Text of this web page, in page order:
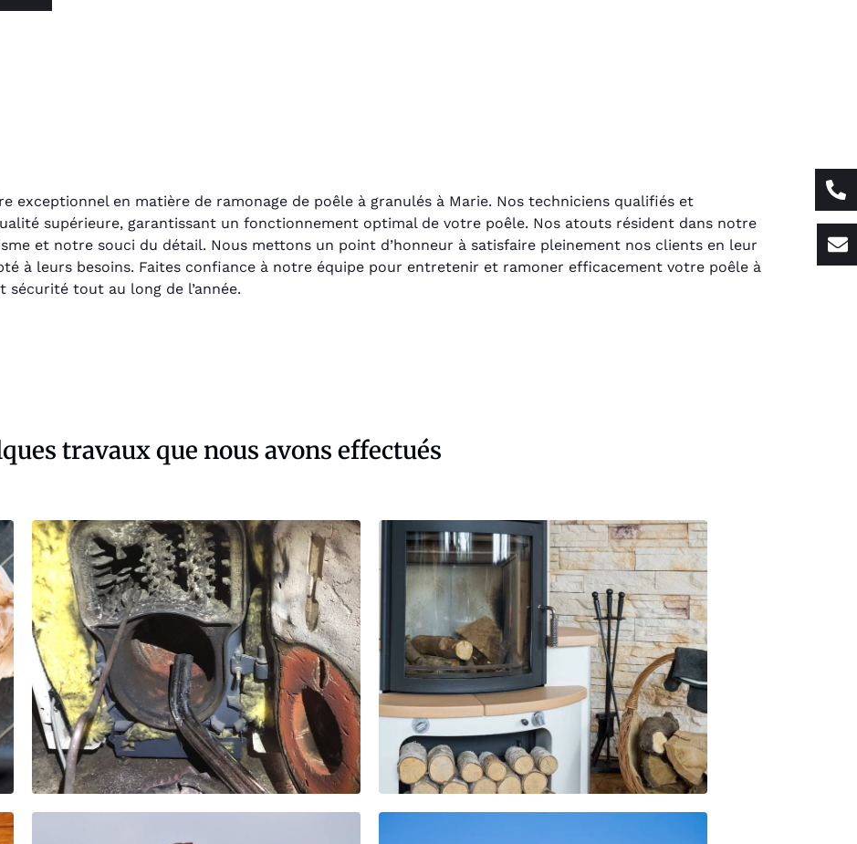
exceptionnel en matière de ramonage de poêle à granulés à Marie. Nos techniciens qualifiés et
supérieure, garantissant un fonctionnement optimal de votre poêle. Nos atouts résident dans notre
et notre souci du détail. Nous mettons un point d’honneur à satisfaire pleinement nos clients en leur
à leurs besoins. Faites confiance à notre équipe pour entretenir et ramoner efficacement votre poêle à
tout au long de l’année.
travaux que nous avons effectués